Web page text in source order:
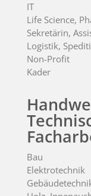
IT
Life Science,
Sekretärin,
Logistik,
Non-Profit
Kader
Bau
Elektrotechnik